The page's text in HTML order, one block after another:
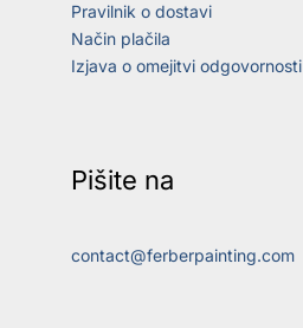
Pravilnik o dostavi
Način plačila
Izjava o omejitvi odgovornosti
Pišite na
contact@ferberpainting.com